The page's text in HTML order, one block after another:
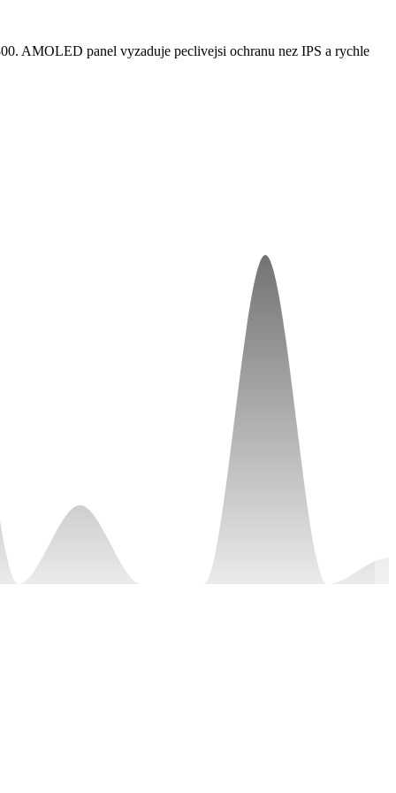
AMOLED panel vyzaduje peclivejsi ochranu nez IPS a rychle